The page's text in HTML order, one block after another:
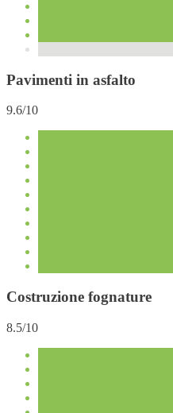
Pavimenti in asfalto
9.6/10
Costruzione fognature
8.5/10